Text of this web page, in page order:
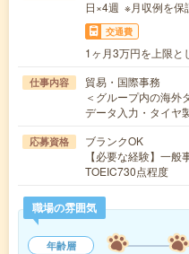
日×4週 ※月収例を保
交通費
1ヶ月3万円を上限と
仕事内容
貿易・国際事務
＜グループ内の海外
データ入力・タイヤ
応募資格
ブランクOK
【必要な経験】一
TOEIC730点程度
職場の雰囲気
年齢層